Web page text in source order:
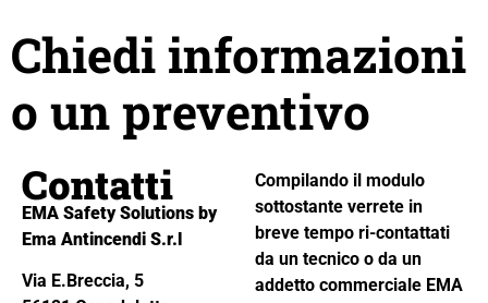
Chiedi informazioni
o un preventivo
Contatti
EMA Safety Solutions by
Ema Antincendi S.r.l
Via E.Breccia, 5
Compilando il modulo
sottostante verrete in
breve tempo ri-contattati
da un tecnico o da un
addetto commerciale EMA